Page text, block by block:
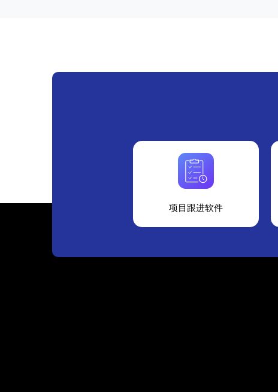
项目跟进软件